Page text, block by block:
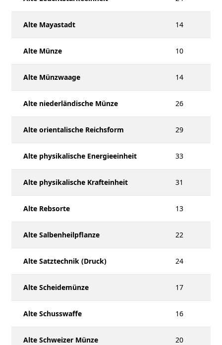
Alte Mayastadt 14
Alte Münze 10
Alte Münzwaage 14
Alte niederländische Münze 26
Alte orientalische Reichsform 29
Alte physikalische Energieeinheit 33
Alte physikalische Krafteinheit 31
Alte Rebsorte 13
Alte Salbenheilpflanze 22
Alte Satztechnik (Druck) 24
Alte Scheidemünze 17
Alte Schusswaffe 16
Alte Schweizer Münze 20